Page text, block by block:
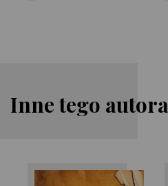
Inne tego autora